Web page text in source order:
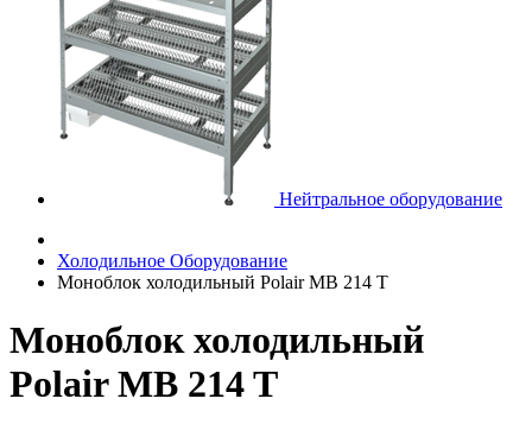
Нейтральное оборудование
Холодильное Оборудование
Моноблок холодильный Polair MB 214 T
Моноблок холодильный
Polair MB 214 T